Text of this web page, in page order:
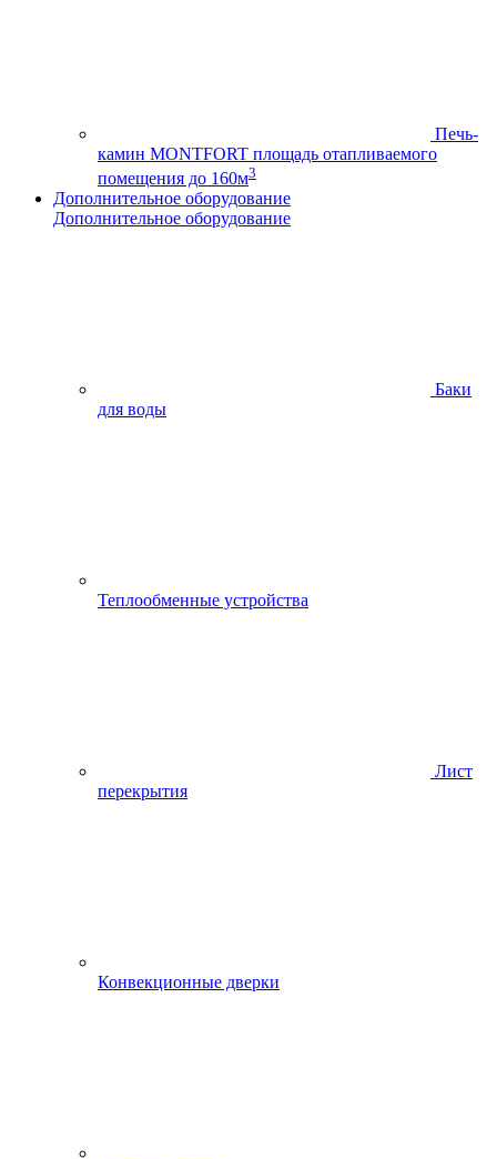
Печь-
камин MONTFORT площадь отапливаемого
помещения до 160м3
Дополнительное оборудование
Дополнительное оборудование
Баки
для воды
Теплообменные устройства
Лист
перекрытия
Конвекционные дверки